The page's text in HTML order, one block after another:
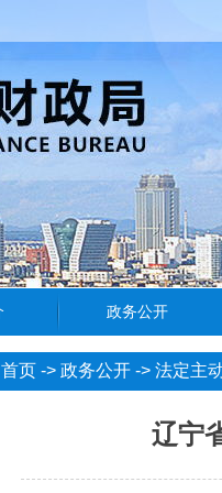
首页 -> 政务公开 -> 法定主
辽宁